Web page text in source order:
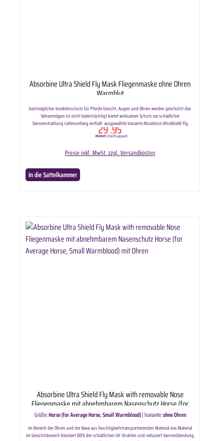
Absorbine Ultra Shield Fly Mask Fliegenmaske ohne Ohren
Warmblut
bestmöglicher Insektenschutz für Pferde Gesicht, Augen und Ohren werden geschützt das
Sehvermögen ist nicht beeinträchtigt bietet wirksamen Schutz vor schädlicher
Sonnenstrahlung Lieferumfang enthält: ausgewählte Variante Absorbine UltraShield Fly
Bonnet Fliegenmaske ohne Ohren.
29.95
39,95 €*(25.03% gespart)
Preise inkl. MwSt. zzgl. Versandkosten
In die Sattelkammer
Absorbine Ultra Shield Fly Mask with removable Nose
Fliegenmaske mit abnehmbarem Nasenschutz Horse (for
Average Horse, Small Warmblood) ohne Ohren
Größe:Horse (for Average Horse, Small Warmblood)|Variante:ohne Ohren
im Bereich der Ohren und der Nase aus feuchtigkeitstransportierenden Material das Material
im Gesichtsbereich blockiert 80% der schädlichen UV-Strahlen und reduziert Sonnenblendung